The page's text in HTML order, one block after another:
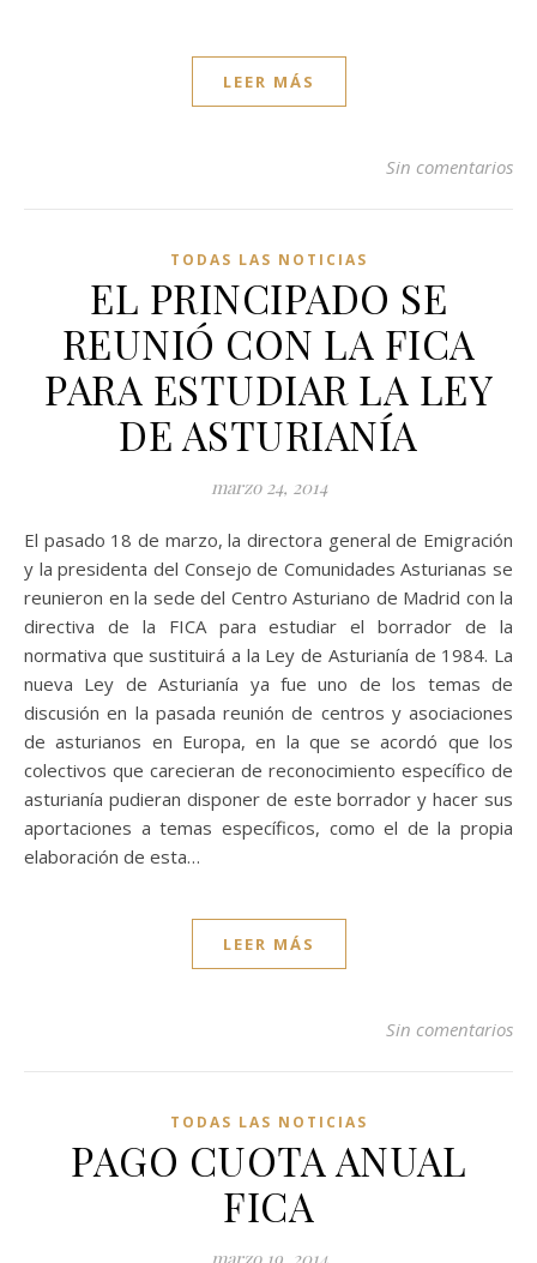
LEER MÁS
Sin comentarios
TODAS LAS NOTICIAS
EL PRINCIPADO SE
REUNIÓ CON LA FICA
PARA ESTUDIAR LA LEY
DE ASTURIANÍA
marzo 24, 2014
El pasado 18 de marzo, la directora general de Emigración
y la presidenta del Consejo de Comunidades Asturianas se
reunieron en la sede del Centro Asturiano de Madrid con la
directiva de la FICA para estudiar el borrador de la
normativa que sustituirá a la Ley de Asturianía de 1984. La
nueva Ley de Asturianía ya fue uno de los temas de
discusión en la pasada reunión de centros y asociaciones
de asturianos en Europa, en la que se acordó que los
colectivos que carecieran de reconocimiento específico de
asturianía pudieran disponer de este borrador y hacer sus
aportaciones a temas específicos, como el de la propia
elaboración de esta…
LEER MÁS
Sin comentarios
TODAS LAS NOTICIAS
PAGO CUOTA ANUAL
FICA
marzo 19, 2014